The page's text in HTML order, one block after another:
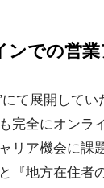
での営
て展開して
完全にオンラ
リア機会に課
『地方在住者